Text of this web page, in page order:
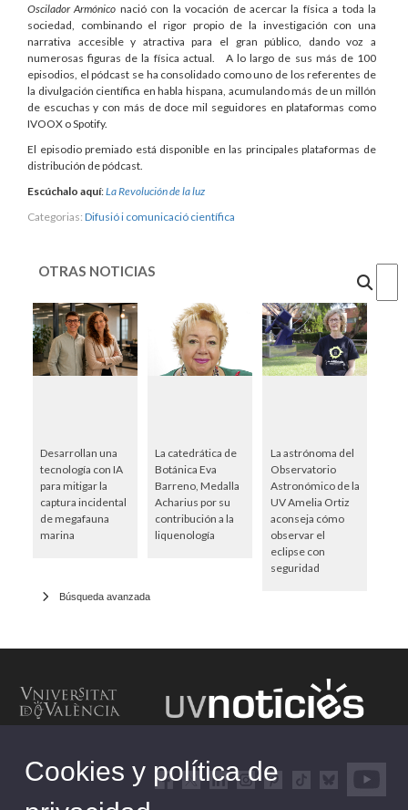
Oscilador Armónico nació con la vocación de acercar la física a toda la
sociedad, combinando el rigor propio de la investigación con una
narrativa accesible y atractiva para el gran público, dando voz a
numerosas figuras de la física actual. A lo largo de sus más de 100
episodios, el pódcast se ha consolidado como uno de los referentes de
la divulgación científica en habla hispana, acumulando más de un millón
de escuchas y con más de doce mil seguidores en plataformas como
IVOOX o Spotify.
El episodio premiado está disponible en las principales plataformas de
distribución de pódcast.
Escúchalo aquí:La Revolución de la luz
Categorias: Difusió i comunicació científica
OTRAS NOTICIAS
Desarrollan una
tecnología con IA
para mitigar la
captura incidental
de megafauna
marina
La catedrática de
Botánica Eva
Barreno, Medalla
Acharius por su
contribución a la
liquenología
La astrónoma del
Observatorio
Astronómico de la
UV Amelia Ortiz
aconseja cómo
observar el
eclipse con
seguridad
Búsqueda avanzada
Cookies y política de